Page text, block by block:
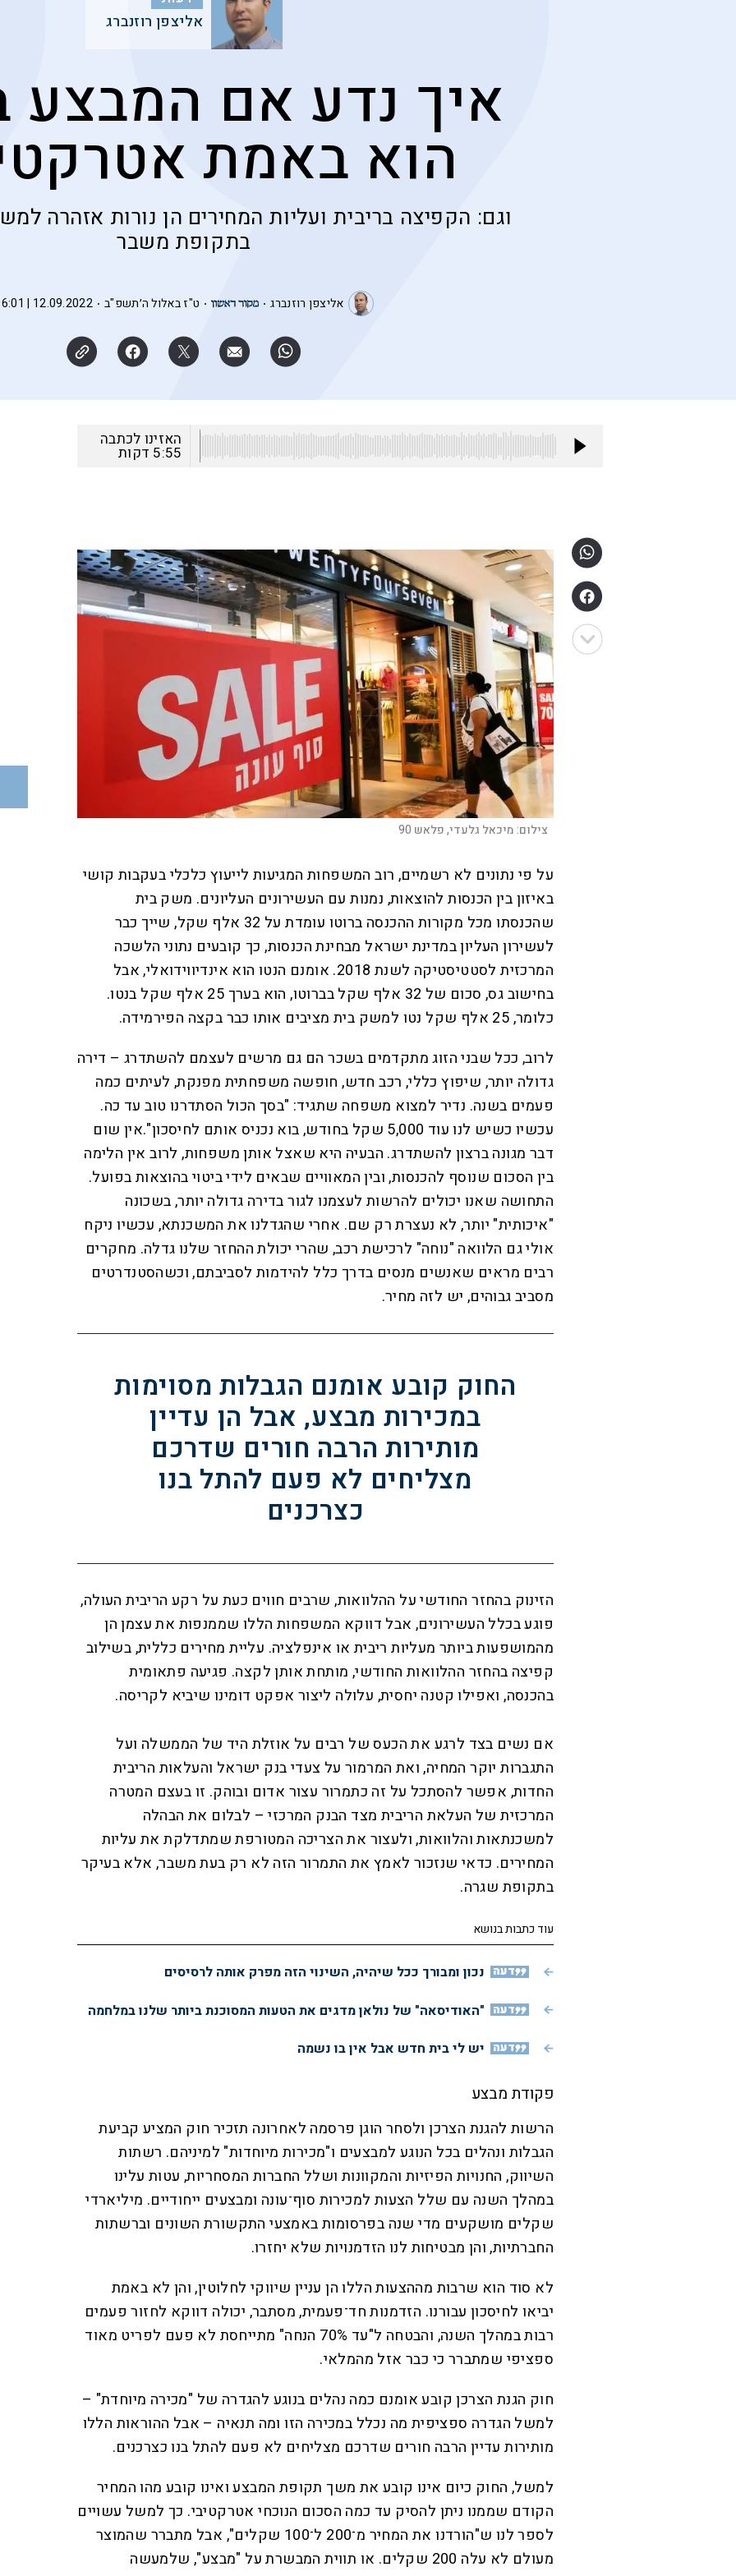
אליצפן רוזנברג
איך נדע אם המבצע
הוא באמת
וגם: הקפיצה בריבית ועליות המחירים הן נורות אזהרה
בתקופת משבר
אליצפן רוזנברג ט"ז באלול ה׳תשפ"ב 12.09.2022 | 06:01
האזינו לכתבה
5:55 דקות
צילום:מיכאל גלעדי, פלאש 90
על פי נתונים לא רשמיים, רוב המשפחות המגיעות לייעוץ כלכלי בעקבות קושי
באיזון בין הכנסות להוצאות, נמנות עם העשירונים העליונים. משק בית
שהכנסתו מכל מקורות ההכנסה ברוטו עומדת על 32 אלף שקל, שייך כבר
לעשירון העליון במדינת ישראל מבחינת הכנסות, כך קובעים נתוני הלשכה
המרכזית לסטטיסטיקה לשנת 2018. אומנם הנטו הוא אינדיווידואלי, אבל
בחישוב גס, סכום של 32 אלף שקל בברוטו, הוא בערך 25 אלף שקל בנטו.
כלומר, 25 אלף שקל נטו למשק בית מציבים אותו כבר בקצה הפירמידה.
לרוב, ככל שבני הזוג מתקדמים בשכר הם גם מרשים לעצמם להשתדרג – דירה
גדולה יותר, שיפוץ כללי, רכב חדש, חופשה משפחתית מפנקת, לעיתים כמה
פעמים בשנה. נדיר למצוא משפחה שתגיד: "בסך הכול הסתדרנו טוב עד כה.
עכשיו כשיש לנו עוד 5,000 שקל בחודש, בוא נכניס אותם לחיסכון".אין שום
דבר מגונה ברצון להשתדרג. הבעיה היא שאצל אותן משפחות, לרוב אין הלימה
בין הסכום שנוסף להכנסות, ובין המאוויים שבאים לידי ביטוי בהוצאות בפועל.
התחושה שאנו יכולים להרשות לעצמנו לגור בדירה גדולה יותר, בשכונה
"איכותית" יותר, לא נעצרת רק שם. אחרי שהגדלנו את המשכנתא, עכשיו ניקח
אולי גם הלוואה "נוחה" לרכישת רכב, שהרי יכולת ההחזר שלנו גדלה. מחקרים
רבים מראים שאנשים מנסים בדרך כלל להידמות לסביבתם, וכשהסטנדרטים
מסביב גבוהים, יש לזה מחיר.
החוק קובע אומנם הגבלות מסוימות
במכירות מבצע, אבל הן עדיין
מותירות הרבה חורים שדרכם
מצליחים לא פעם להתל בנו
כצרכנים
הזינוק בהחזר החודשי על ההלוואות, שרבים חווים כעת על רקע הריבית העולה,
פוגע בכלל העשירונים, אבל דווקא המשפחות הללו שממנפות את עצמן הן
מהמושפעות ביותר מעליות ריבית או אינפלציה. עליית מחירים כללית, בשילוב
קפיצה בהחזר ההלוואות החודשי, מותחת אותן לקצה. פגיעה פתאומית
בהכנסה, ואפילו קטנה יחסית, עלולה ליצור אפקט דומינו שיביא לקריסה.
אם נשים בצד לרגע את הכעס של רבים על אוזלת היד של הממשלה ועל
התגברות יוקר המחיה, ואת המרמור על צעדי בנק ישראל והעלאות הריבית
החדות, אפשר להסתכל על זה כתמרור עצור אדום ובוהק. זו בעצם המטרה
המרכזית של העלאת הריבית מצד הבנק המרכזי – לבלום את הבהלה
למשכנתאות והלוואות, ולעצור את הצריכה המטורפת שמתדלקת את עליות
המחירים. כדאי שנזכור לאמץ את התמרור הזה לא רק בעת משבר, אלא בעיקר
בתקופת שגרה.
עוד כתבות בנושא
דעה נכון ומבורך ככל שיהיה, השינוי הזה מפרק אותה לרסיסים
דעה "האודיסאה" של נולאן מדגים את הטעות המסוכנת ביותר שלנו במלחמה
דעה יש לי בית חדש אבל אין בו נשמה
פקודת מבצע
הרשות להגנת הצרכן ולסחר הוגן פרסמה לאחרונה תזכיר חוק המציע קביעת
הגבלות ונהלים בכל הנוגע למבצעים ו"מכירות מיוחדות" למיניהם. רשתות
השיווק, החנויות הפיזיות והמקוונות ושלל החברות המסחריות, עטות עלינו
במהלך השנה עם שלל הצעות למכירות סוף־עונה ומבצעים ייחודיים. מיליארדי
שקלים מושקעים מדי שנה בפרסומות באמצעי התקשורת השונים וברשתות
החברתיות, והן מבטיחות לנו הזדמנויות שלא יחזרו.
לא סוד הוא שרבות מההצעות הללו הן עניין שיווקי לחלוטין, והן לא באמת
יביאו לחיסכון עבורנו. הזדמנות חד־פעמית, מסתבר, יכולה דווקא לחזור פעמים
רבות במהלך השנה, והבטחה ל"עד 70% הנחה" מתייחסת לא פעם לפריט מאוד
ספציפי שמתברר כי כבר אזל מהמלאי.
חוק הגנת הצרכן קובע אומנם כמה נהלים בנוגע להגדרה של "מכירה מיוחדת" –
למשל הגדרה ספציפית מה נכלל במכירה הזו ומה תנאיה – אבל ההוראות הללו
מותירות עדיין הרבה חורים שדרכם מצליחים לא פעם להתל בנו כצרכנים.
למשל, החוק כיום אינו קובע את משך תקופת המבצע ואינו קובע מהו המחיר
הקודם שממנו ניתן להסיק עד כמה הסכום הנוכחי אטרקטיבי. כך למשל עשויים
לספר לנו ש"הורדנו את המחיר מ־200 ל־100 שקלים", אבל מתברר שהמוצר
מעולם לא עלה 200 שקלים. או תווית המבשרת על "מבצע", שלמעשה